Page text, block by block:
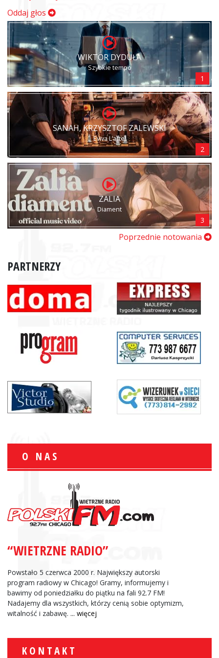
Oddaj głos
WIKTOR DYDUŁA
Szybkie tempo
1
SANAH, KRZYSZTOF ZALEWSKI
Eviva L’arte!
2
ZALIA
Diament
3
Poprzednie notowania
PARTNERZY
O NAS
“WIETRZNE RADIO”
Powstało 5 czerwca 2000 r. Największy autorski
program radiowy w Chicago! Gramy, informujemy i
bawimy od poniedziałku do piątku na fali 92.7 FM!
Nadajemy dla wszystkich, którzy cenią sobie optymizm,
witalność i zabawę. ... więcej
KONTAKT